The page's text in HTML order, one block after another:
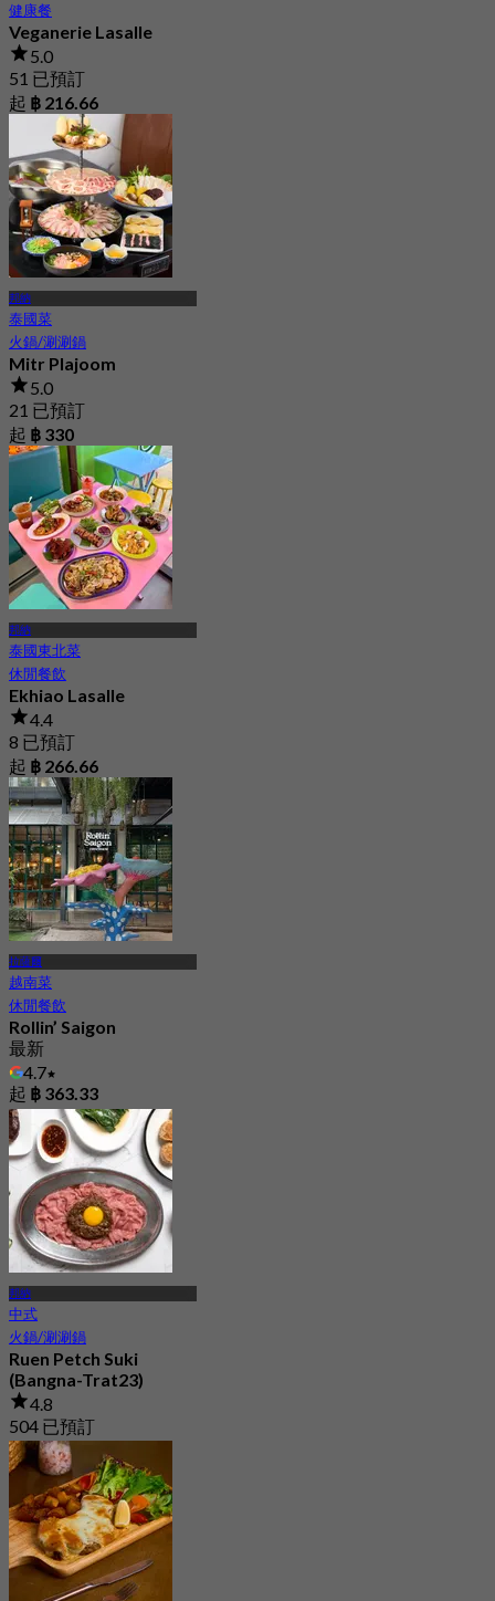
健康餐
Veganerie Lasalle
5.0
51 已預訂
起 ฿ 216.66
邦納
泰國菜
火鍋/涮涮鍋
Mitr Plajoom
5.0
21 已預訂
起 ฿ 330
邦納
泰國東北菜
休閒餐飲
Ekhiao Lasalle
4.4
8 已預訂
起 ฿ 266.66
拉薩爾
越南菜
休閒餐飲
Rollin’ Saigon
最新
4.7
起 ฿ 363.33
邦納
中式
火鍋/涮涮鍋
Ruen Petch Suki
(Bangna-Trat23)
4.8
504 已預訂
起฿ 399